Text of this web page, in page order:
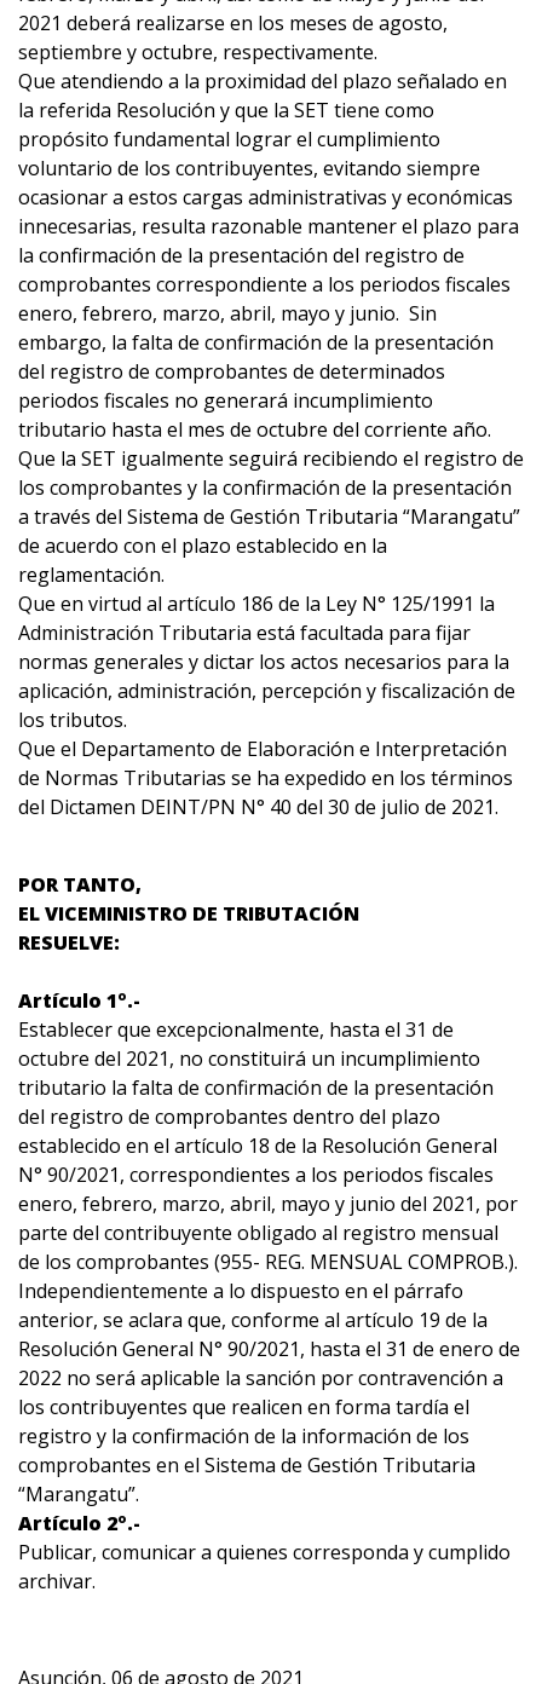
2021 deberá realizarse en los meses de agosto,
septiembre y octubre, respectivamente.
Que atendiendo a la proximidad del plazo señalado en
la referida Resolución y que la SET tiene como
propósito fundamental lograr el cumplimiento
voluntario de los contribuyentes, evitando siempre
ocasionar a estos cargas administrativas y económicas
innecesarias, resulta razonable mantener el plazo para
la confirmación de la presentación del registro de
comprobantes correspondiente a los periodos fiscales
enero, febrero, marzo, abril, mayo y junio. Sin
embargo, la falta de confirmación de la presentación
del registro de comprobantes de determinados
periodos fiscales no generará incumplimiento
tributario hasta el mes de octubre del corriente año.
Que la SET igualmente seguirá recibiendo el registro de
los comprobantes y la confirmación de la presentación
a través del Sistema de Gestión Tributaria “Marangatu”
de acuerdo con el plazo establecido en la
reglamentación.
Que en virtud al artículo 186 de la Ley N° 125/1991 la
Administración Tributaria está facultada para fijar
normas generales y dictar los actos necesarios para la
aplicación, administración, percepción y fiscalización de
los tributos.
Que el Departamento de Elaboración e Interpretación
de Normas Tributarias se ha expedido en los términos
del Dictamen DEINT/PN N° 40 del 30 de julio de 2021.
POR TANTO,
EL VICEMINISTRO DE TRIBUTACIÓN
RESUELVE:
Artículo 1º.-
Establecer que excepcionalmente, hasta el 31 de
octubre del 2021, no constituirá un incumplimiento
tributario la falta de confirmación de la presentación
del registro de comprobantes dentro del plazo
establecido en el artículo 18 de la Resolución General
N° 90/2021, correspondientes a los periodos fiscales
enero, febrero, marzo, abril, mayo y junio del 2021, por
parte del contribuyente obligado al registro mensual
de los comprobantes (955- REG. MENSUAL COMPROB.).
Independientemente a lo dispuesto en el párrafo
anterior, se aclara que, conforme al artículo 19 de la
Resolución General N° 90/2021, hasta el 31 de enero de
2022 no será aplicable la sanción por contravención a
los contribuyentes que realicen en forma tardía el
registro y la confirmación de la información de los
comprobantes en el Sistema de Gestión Tributaria
“Marangatu”.
Artículo 2º.-
Publicar, comunicar a quienes corresponda y cumplido
archivar.
Asunción, 06 de agosto de 2021